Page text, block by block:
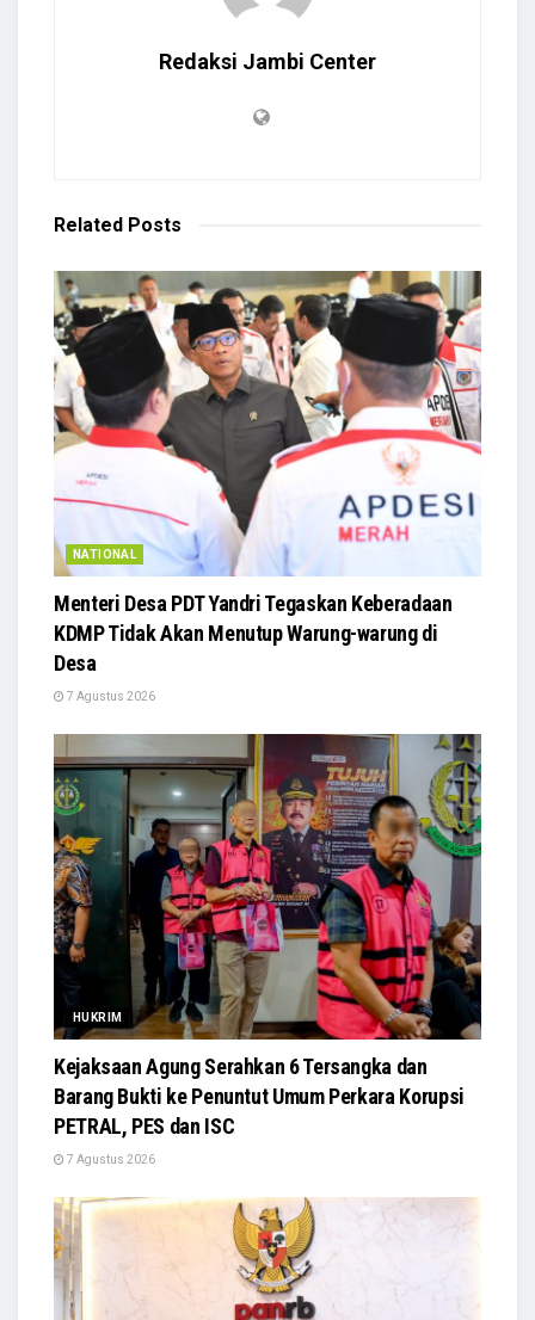
Redaksi Jambi Center
Related Posts
NATIONAL
Menteri Desa PDT Yandri Tegaskan Keberadaan
KDMP Tidak Akan Menutup Warung-warung di
Desa
7 Agustus 2026
HUKRIM
Kejaksaan Agung Serahkan 6 Tersangka dan
Barang Bukti ke Penuntut Umum Perkara Korupsi
PETRAL, PES dan ISC
7 Agustus 2026